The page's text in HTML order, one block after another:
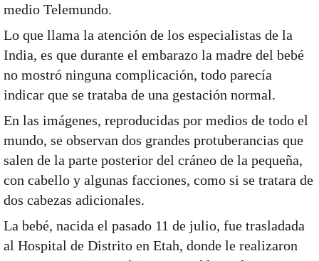
medio Telemundo.
Lo que llama la atención de los especialistas de la
India, es que durante el embarazo la madre del bebé
no mostró ninguna complicación, todo parecía
indicar que se trataba de una gestación normal.
En las imágenes, reproducidas por medios de todo el
mundo, se observan dos grandes protuberancias que
salen de la parte posterior del cráneo de la pequeña,
con cabello y algunas facciones, como si se tratara de
dos cabezas adicionales.
La bebé, nacida el pasado 11 de julio, fue trasladada
al Hospital de Distrito en Etah, donde le realizaron